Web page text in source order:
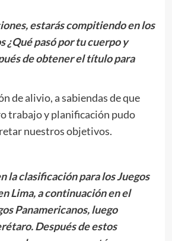
estarás compitiendo en los
¿Qué pasó por tu cuerpo y
de obtener el título para
de alivio, a sabiendas de que
trabajo y planificación pudo
nuestros objetivos.
la clasificación para los Juegos
Lima, a continuación en el
Panamericanos, luego
Después de estos